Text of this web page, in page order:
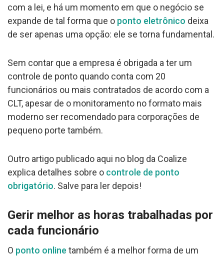
com a lei, e há um momento em que o negócio se
expande de tal forma que o ponto eletrônico deixa
de ser apenas uma opção: ele se torna fundamental.
Sem contar que a empresa é obrigada a ter um
controle de ponto quando conta com 20
funcionários ou mais contratados de acordo com a
CLT, apesar de o monitoramento no formato mais
moderno ser recomendado para corporações de
pequeno porte também.
Outro artigo publicado aqui no blog da Coalize
explica detalhes sobre o controle de ponto
obrigatório. Salve para ler depois!
Gerir melhor as horas trabalhadas por
cada funcionário
O ponto online também é a melhor forma de um